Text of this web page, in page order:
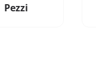
Pezzi